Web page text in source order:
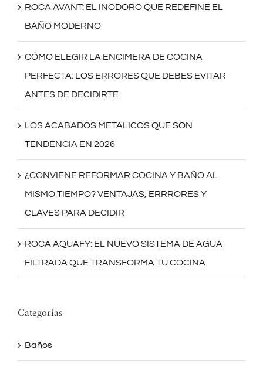
ROCA AVANT: EL INODORO QUE REDEFINE EL
BAÑO MODERNO
CÓMO ELEGIR LA ENCIMERA DE COCINA
PERFECTA: LOS ERRORES QUE DEBES EVITAR
ANTES DE DECIDIRTE
LOS ACABADOS METALICOS QUE SON
TENDENCIA EN 2026
¿CONVIENE REFORMAR COCINA Y BAÑO AL
MISMO TIEMPO? VENTAJAS, ERRRORES Y
CLAVES PARA DECIDIR
ROCA AQUAFY: EL NUEVO SISTEMA DE AGUA
FILTRADA QUE TRANSFORMA TU COCINA
Categorías
Baños